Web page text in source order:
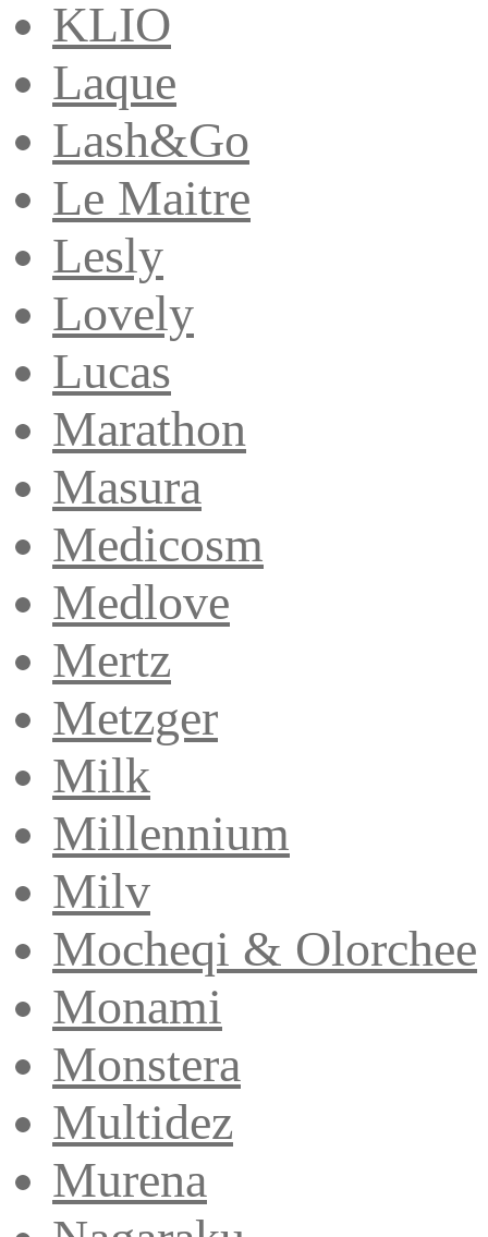
KLIO
Laque
Lash&Go
Le Maitre
Lesly
Lovely
Lucas
Marathon
Masura
Medicosm
Medlove
Mertz
Metzger
Milk
Millennium
Milv
Mocheqi & Olorchee
Monami
Monstera
Multidez
Murena